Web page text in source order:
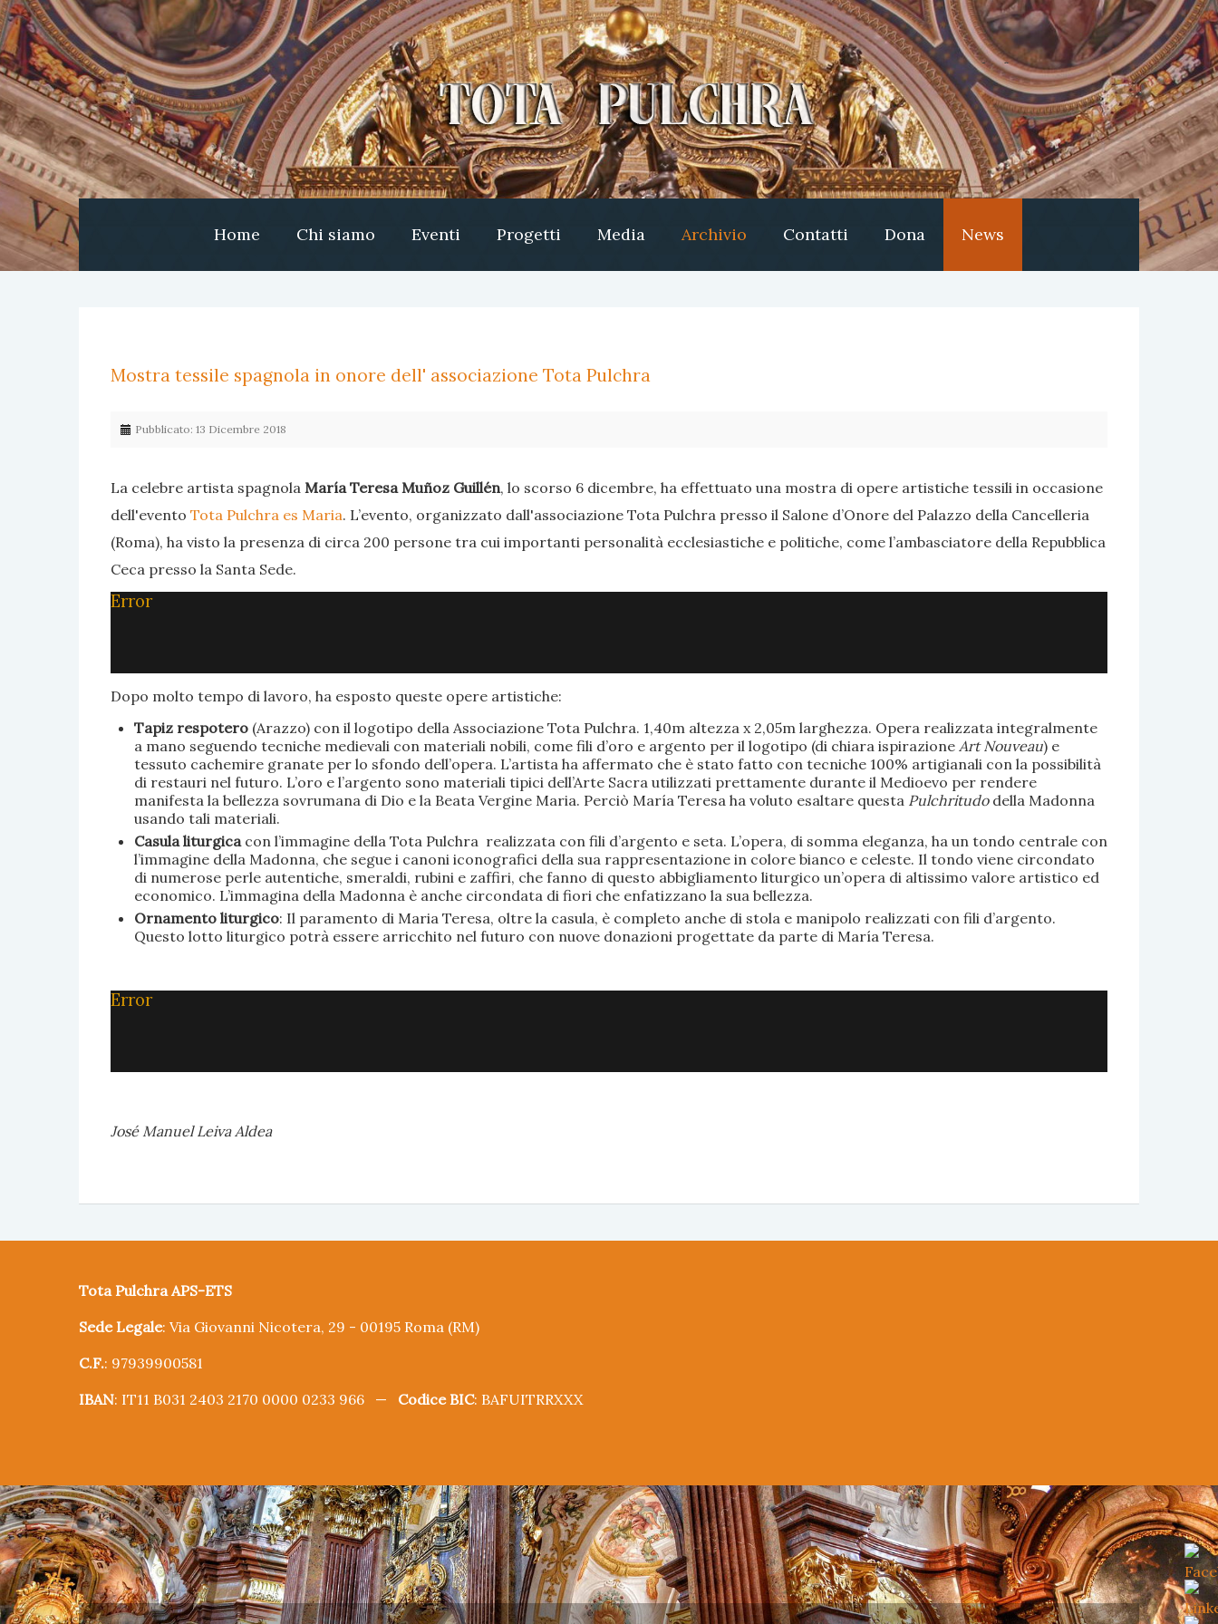
Home Chi siamo Eventi Progetti Media Archivio Contatti Dona News
Mostra tessile spagnola in onore dell' associazione Tota Pulchra
Pubblicato: 13 Dicembre 2018
La celebre artista spagnola María Teresa Muñoz Guillén, lo scorso 6 dicembre, ha effettuato una mostra di opere artistiche tessili in occasione
dell'evento Tota Pulchra es Maria. L’evento, organizzato dall'associazione Tota Pulchra presso il Salone d’Onore del Palazzo della Cancelleria
(Roma), ha visto la presenza di circa 200 persone tra cui importanti personalità ecclesiastiche e politiche, come l’ambasciatore della Repubblica
Ceca presso la Santa Sede.
Error
Dopo molto tempo di lavoro, ha esposto queste opere artistiche:
Tapiz respotero(Arazzo) con il logotipo della Associazione Tota Pulchra. 1,40m altezza x 2,05m larghezza. Opera realizzata integralmente
a mano seguendo tecniche medievali con materiali nobili, come fili d’oro e argento per il logotipo (di chiara ispirazione Art Nouveau) e
tessuto cachemire granate per lo sfondo dell’opera. L’artista ha affermato che è stato fatto con tecniche 100% artigianali con la possibilità
di restauri nel futuro. L’oro e l’argento sono materiali tipici dell’Arte Sacra utilizzati prettamente durante il Medioevo per rendere
manifesta la bellezza sovrumana di Dio e la Beata Vergine Maria. Perciò María Teresa ha voluto esaltare questa Pulchritudo della Madonna
usando tali materiali.
Casula liturgica con l’immagine della Tota Pulchra realizzata con fili d’argento e seta. L’opera, di somma eleganza, ha un tondo centrale con
l’immagine della Madonna, che segue i canoni iconografici della sua rappresentazione in colore bianco e celeste. Il tondo viene circondato
di numerose perle autentiche, smeraldi, rubini e zaffiri, che fanno di questo abbigliamento liturgico un’opera di altissimo valore artistico ed
economico. L’immagina della Madonna è anche circondata di fiori che enfatizzano la sua bellezza.
Ornamento liturgico: Il paramento di Maria Teresa, oltre la casula, è completo anche di stola e manipolo realizzati con fili d’argento.
Questo lotto liturgico potrà essere arricchito nel futuro con nuove donazioni progettate da parte di María Teresa.
Error
José Manuel Leiva Aldea
Tota Pulchra APS-ETS
Sede Legale: Via Giovanni Nicotera, 29 - 00195 Roma (RM)
C.F.: 97939900581
IBAN: IT11 B031 2403 2170 0000 0233 966 — Codice BIC: BAFUITRRXXX